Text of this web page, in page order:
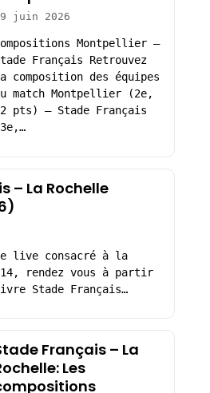
juin 2026
Montpellier –
Français Retrouvez
composition des équipes
match Montpellier (2e,
pts) – Stade Français
– La Rochelle
live consacré à la
rendez vous à partir
Stade Français…
Français – La
Les